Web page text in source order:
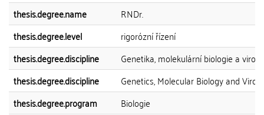
thesis.degree.name
RNDr.
thesis.degree.level
rigorózní řízení
thesis.degree.discipline
Genetika, molekulární biologie a
thesis.degree.discipline
Genetics, Molecular Biology and
thesis.degree.program
Biologie